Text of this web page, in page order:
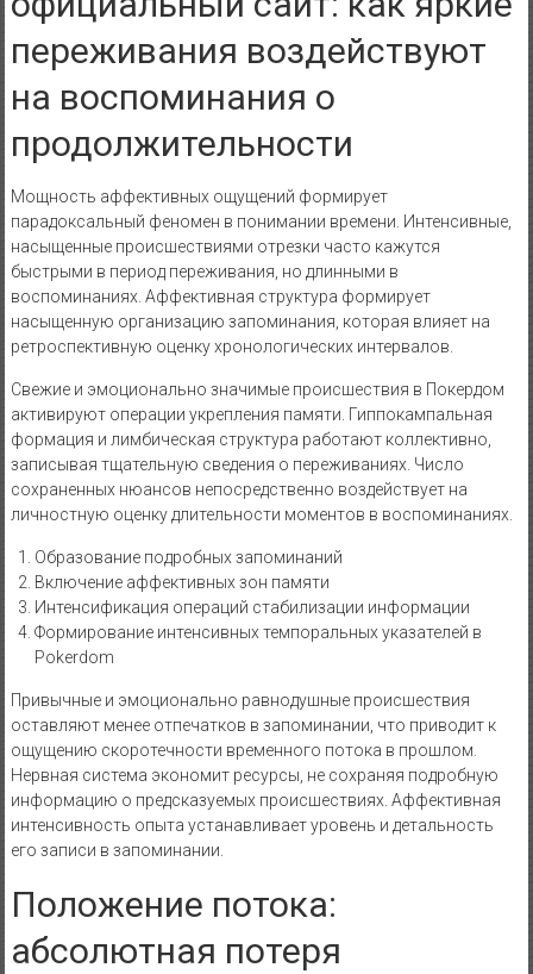
переживания воздействуют
на воспоминания о
продолжительности
Мощность аффективных ощущений формирует
парадоксальный феномен в понимании времени. Интенсивные,
насыщенные происшествиями отрезки часто кажутся
быстрыми в период переживания, но длинными в
воспоминаниях. Аффективная структура формирует
насыщенную организацию запоминания, которая влияет на
ретроспективную оценку хронологических интервалов.
Свежие и эмоционально значимые происшествия в Покердом
активируют операции укрепления памяти. Гиппокампальная
формация и лимбическая структура работают коллективно,
записывая тщательную сведения о переживаниях. Число
сохраненных нюансов непосредственно воздействует на
личностную оценку длительности моментов в воспоминаниях.
Образование подробных запоминаний
Включение аффективных зон памяти
Интенсификация операций стабилизации информации
Формирование интенсивных темпоральных указателей в
Pokerdom
Привычные и эмоционально равнодушные происшествия
оставляют менее отпечатков в запоминании, что приводит к
ощущению скоротечности временного потока в прошлом.
Нервная система экономит ресурсы, не сохраняя подробную
информацию о предсказуемых происшествиях. Аффективная
интенсивность опыта устанавливает уровень и детальность
его записи в запоминании.
Положение потока:
абсолютная потеря